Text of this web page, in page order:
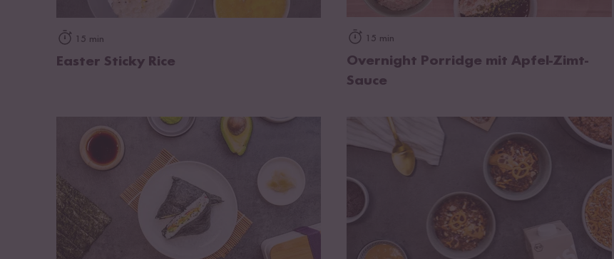
15 min
Easter Sticky Rice
15 min
Overnight Porridge mit Apfel-Zimt-
Sauce